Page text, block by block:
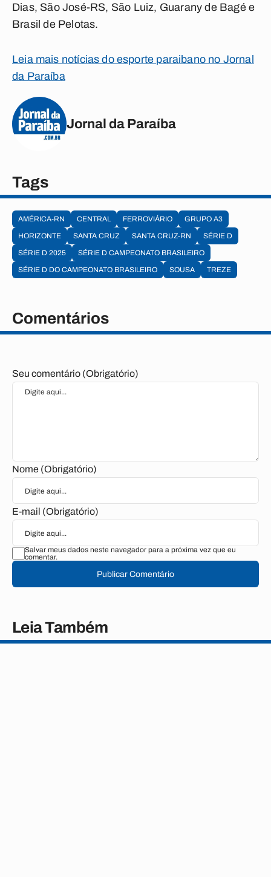
Dias, São José-RS, São Luiz, Guarany de Bagé e
Brasil de Pelotas.
Leia mais notícias do esporte paraibano no Jornal
da Paraíba
Jornal da Paraíba
Tags
AMÉRICA-RN CENTRAL FERROVIÁRIO
GRUPO A3
HORIZONTE
SANTA CRUZ SANTA CRUZ-RN
SÉRIE D
SÉRIE D 2025
SÉRIE D CAMPEONATO BRASILEIRO
SÉRIE D DO CAMPEONATO BRASILEIRO
SOUSA TREZE
Comentários
Seu comentário (Obrigatório)
Nome (Obrigatório)
E-mail (Obrigatório)
Salvar meus dados neste navegador para a próxima vez que eu
comentar.
Publicar Comentário
Leia Também